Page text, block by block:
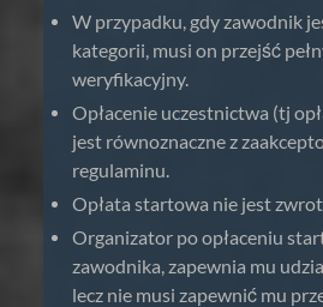
W przypadku, gdy zawodnik
kategorii, musi on przejść
weryfikacyjny.
Opłacenie uczestnictwa (tj
jest równoznaczne z
regulaminu.
Opłata startowa nie jest
Organizator po opłaceniu
zawodnika, zapewnia mu
lecz nie musi zapewnić mu